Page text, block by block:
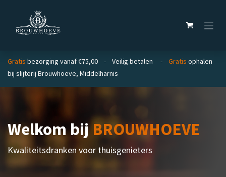
Gratis bezorging vanaf €75,00 - Veilig betalen - Gratis ophalen
bij slijterij Brouwhoeve, Middelharnis
Welkom bijBROUWHOEVE
Kwaliteitsdranken voor thuisgenieters